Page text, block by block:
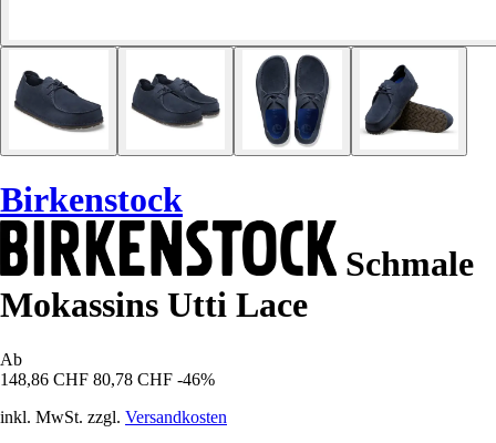
Birkenstock
Schmale
Mokassins Utti Lace
Ab
148,86 CHF 80,78 CHF -46%
inkl. MwSt. zzgl. Versandkosten